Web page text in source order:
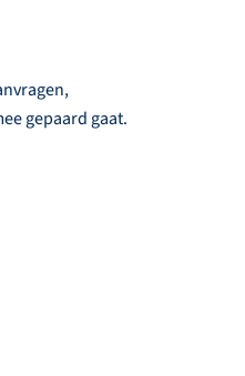
gepaard gaat.